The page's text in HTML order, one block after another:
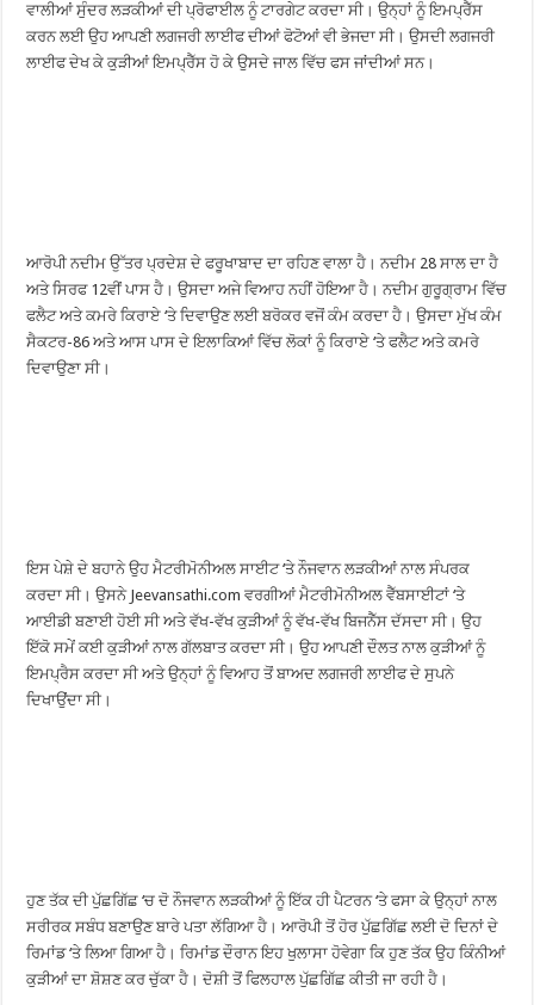
ਵਾਲੀਆਂ ਸੁੰਦਰ ਲੜਕੀਆਂ ਦੀ ਪ੍ਰੋਫਾਈਲ ਨੂੰ ਟਾਰਗੇਟ ਕਰਦਾ ਸੀ। ਉਨ੍ਹਾਂ ਨੂੰ ਇਮਪ੍ਰੈੱਸ
ਕਰਨ ਲਈ ਉਹ ਆਪਣੀ ਲਗਜਰੀ ਲਾਈਫ ਦੀਆਂ ਫੋਟੋਆਂ ਵੀ ਭੇਜਦਾ ਸੀ। ਉਸਦੀ ਲਗਜਰੀ
ਲਾਈਫ ਦੇਖ ਕੇ ਕੁੜੀਆਂ ਇਮਪ੍ਰੈੱਸ ਹੋ ਕੇ ਉਸਦੇ ਜਾਲ ਵਿੱਚ ਫਸ ਜਾਂਦੀਆਂ ਸਨ।
ਆਰੋਪੀ ਨਦੀਮ ਉੱਤਰ ਪ੍ਰਦੇਸ਼ ਦੇ ਫਰੂਖਾਬਾਦ ਦਾ ਰਹਿਣ ਵਾਲਾ ਹੈ। ਨਦੀਮ 28 ਸਾਲ ਦਾ ਹੈ
ਅਤੇ ਸਿਰਫ 12ਵੀਂ ਪਾਸ ਹੈ। ਉਸਦਾ ਅਜੇ ਵਿਆਹ ਨਹੀਂ ਹੋਇਆ ਹੈ। ਨਦੀਮ ਗੁਰੂਗ੍ਰਾਮ ਵਿੱਚ
ਫਲੈਟ ਅਤੇ ਕਮਰੇ ਕਿਰਾਏ ‘ਤੇ ਦਿਵਾਉਣ ਲਈ ਬਰੋਕਰ ਵਜੋਂ ਕੰਮ ਕਰਦਾ ਹੈ। ਉਸਦਾ ਮੁੱਖ ਕੰਮ
ਸੈਕਟਰ-86 ਅਤੇ ਆਸ ਪਾਸ ਦੇ ਇਲਾਕਿਆਂ ਵਿੱਚ ਲੋਕਾਂ ਨੂੰ ਕਿਰਾਏ ‘ਤੇ ਫਲੈਟ ਅਤੇ ਕਮਰੇ
ਦਿਵਾਉਣਾ ਸੀ।
ਇਸ ਪੇਸ਼ੇ ਦੇ ਬਹਾਨੇ ਉਹ ਮੈਟਰੀਮੋਨੀਅਲ ਸਾਈਟ ‘ਤੇ ਨੌਜਵਾਨ ਲੜਕੀਆਂ ਨਾਲ ਸੰਪਰਕ
ਕਰਦਾ ਸੀ। ਉਸਨੇ Jeevansathi.com ਵਰਗੀਆਂ ਮੈਟਰੀਮੋਨੀਅਲ ਵੈੱਬਸਾਈਟਾਂ ‘ਤੇ
ਆਈਡੀ ਬਣਾਈ ਹੋਈ ਸੀ ਅਤੇ ਵੱਖ-ਵੱਖ ਕੁੜੀਆਂ ਨੂੰ ਵੱਖ-ਵੱਖ ਬਿਜਨੈੱਸ ਦੱਸਦਾ ਸੀ। ਉਹ
ਇੱਕੋ ਸਮੇਂ ਕਈ ਕੁੜੀਆਂ ਨਾਲ ਗੱਲਬਾਤ ਕਰਦਾ ਸੀ। ਉਹ ਆਪਣੀ ਦੌਲਤ ਨਾਲ ਕੁੜੀਆਂ ਨੂੰ
ਇਮਪ੍ਰੈਸ ਕਰਦਾ ਸੀ ਅਤੇ ਉਨ੍ਹਾਂ ਨੂੰ ਵਿਆਹ ਤੋਂ ਬਾਅਦ ਲਗਜਰੀ ਲਾਈਫ ਦੇ ਸੁਪਨੇ
ਦਿਖਾਉਂਦਾ ਸੀ।
ਹੁਣ ਤੱਕ ਦੀ ਪੁੱਛਗਿੱਛ ‘ਚ ਦੋ ਨੌਜਵਾਨ ਲੜਕੀਆਂ ਨੂੰ ਇੱਕ ਹੀ ਪੈਟਰਨ ‘ਤੇ ਫਸਾ ਕੇ ਉਨ੍ਹਾਂ ਨਾਲ
ਸਰੀਰਕ ਸਬੰਧ ਬਣਾਉਣ ਬਾਰੇ ਪਤਾ ਲੱਗਿਆ ਹੈ। ਆਰੋਪੀ ਤੋਂ ਹੋਰ ਪੁੱਛਗਿੱਛ ਲਈ ਦੋ ਦਿਨਾਂ ਦੇ
ਰਿਮਾਂਡ ‘ਤੇ ਲਿਆ ਗਿਆ ਹੈ। ਰਿਮਾਂਡ ਦੌਰਾਨ ਇਹ ਖੁਲਾਸਾ ਹੋਵੇਗਾ ਕਿ ਹੁਣ ਤੱਕ ਉਹ ਕਿੰਨੀਆਂ
ਕੁੜੀਆਂ ਦਾ ਸ਼ੋਸ਼ਣ ਕਰ ਚੁੱਕਾ ਹੈ। ਦੋਸ਼ੀ ਤੋਂ ਫਿਲਹਾਲ ਪੁੱਛਗਿੱਛ ਕੀਤੀ ਜਾ ਰਹੀ ਹੈ।